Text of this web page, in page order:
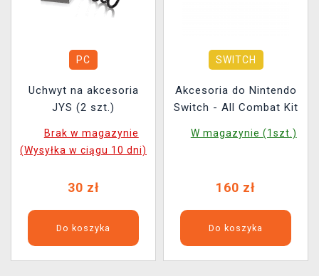
PC
Uchwyt na akcesoria
JYS (2 szt.)
Brak w magazynie
(Wysyłka w ciągu 10 dni)
30 zł
Do koszyka
SWITCH
Akcesoria do Nintendo
Switch - All Combat Kit
W magazynie (1szt.)
160 zł
Do koszyka